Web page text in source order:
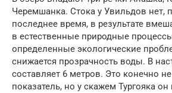
Черемшанка. Стока у Увильдов нет,
последнее время, в результате
в естественные природные
определенные экологические
снижается прозрачность воды. В
составляет 6 метров. Это конечно
показатель, но у скажем Тургояка